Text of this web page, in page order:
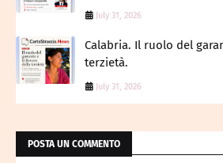
July 31, 2026
Calabria. Il ruolo del
terzietà.
July 31, 2026
POSTA UN COMMENTO